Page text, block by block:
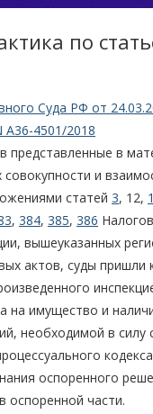
по
Суда РФ от
А36-4501/2018
представленные в
совокупности и
статей 3, 12,
, 384, 385, 386
вышеуказанных
актов, суды пришли
на имущество и
необходимой в силу
оспоренного
оспоренной части.